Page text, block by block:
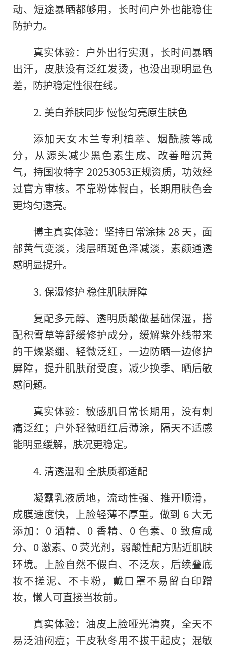
动、短途暴晒都够用，长时间户外也能稳住
防护力。
真实体验：户外出行实测，长时间暴晒
出汗，皮肤没有泛红发烫，也没出现明显色
差，防护稳定性很在线。
2. 美白养肤同步 慢慢匀亮原生肤色
添加天女木兰专利植萃、烟酰胺等成
分，从源头减少黑色素生成、改善暗沉黄
气，持国妆特字 20253053正规资质，功效经
过官方审核。不靠粉体假白，长期用肤色会
更均匀透亮。
博主真实体验：坚持日常涂抹 28 天，面
部黄气变淡，浅层晒斑色泽减淡，素颜通透
感明显提升。
3. 保湿修护 稳住肌肤屏障
复配多元醇、透明质酸做基础保湿，搭
配积雪草等舒缓修护成分，缓解紫外线带来
的干燥紧绷、轻微泛红，一边防晒一边修护
屏障，提升肌肤耐受度，减少换季、晒后敏
感问题。
真实体验：敏感肌日常长期用，没有刺
痛泛红；户外轻微晒红后薄涂，隔天不适感
能明显缓解，肤况更稳定。
4. 清透温和 全肤质都适配
凝露乳液质地，流动性强、推开顺滑，
成膜速度快，上脸轻薄不厚重。做到 6 大无
添加：0 酒精、0 香精、0 色素、0 致痘成
分、0 激素、0 荧光剂，弱酸性配方贴近肌肤
环境。上脸自然不假白、不泛灰，后续叠底
妆不搓泥、不卡粉，戴口罩不易留白印蹭
妆，懒人可直接当妆前。
真实体验：油皮上脸哑光清爽，全天不
易泛油闷痘；干皮秋冬用不拔干起皮；混敏